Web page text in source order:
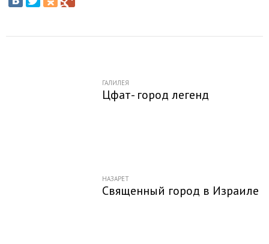
ГАЛИЛЕЯ
Цфат- город легенд
НАЗАРЕТ
Священный город в Израиле